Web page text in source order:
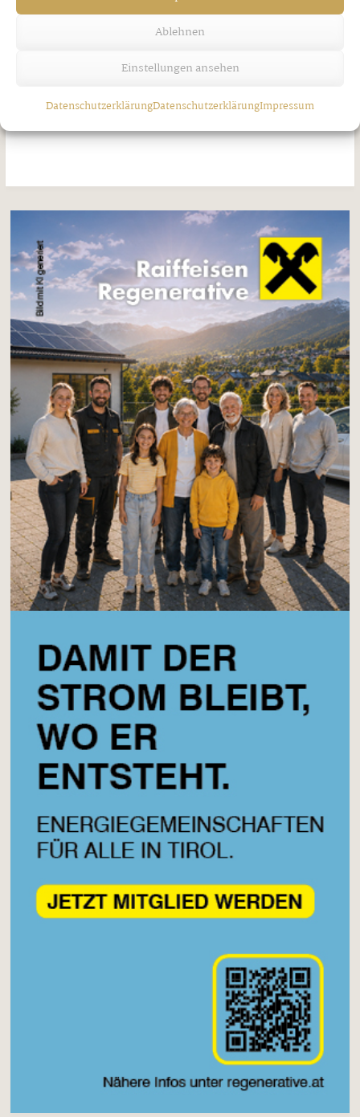
Ablehnen
Einstellungen ansehen
DatenschutzerklärungDatenschutzerklärungImpressum
Jakobi-Patrozinium in Strass
Freitag, 7. August 2026